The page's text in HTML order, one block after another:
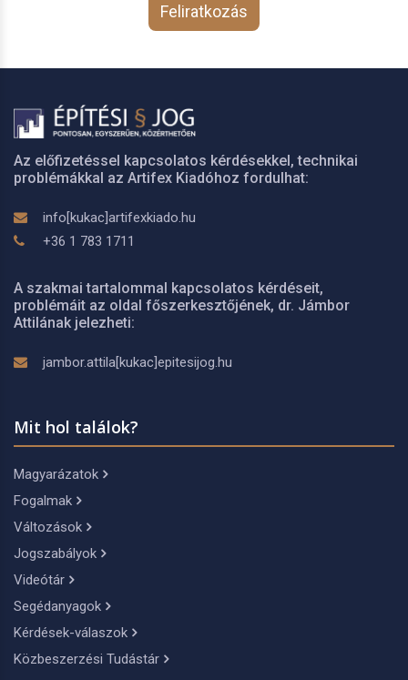
Feliratkozás
Az előfizetéssel kapcsolatos kérdésekkel, technikai
problémákkal az Artifex Kiadóhoz fordulhat:
info[kukac]artifexkiado.hu
+36 1 783 1711
A szakmai tartalommal kapcsolatos kérdéseit,
problémáit az oldal főszerkesztőjének, dr. Jámbor
Attilának jelezheti:
jambor.attila[kukac]epitesijog.hu
Mit hol találok?
Magyarázatok
Fogalmak
Változások
Jogszabályok
Videótár
Segédanyagok
Kérdések-válaszok
Közbeszerzési Tudástár